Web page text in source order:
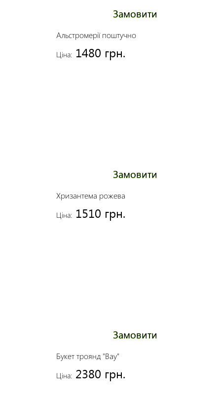
Альстромерії поштучно
Ціна: 1480 грн.
Замовити
Хризантема рожева
Ціна: 1510 грн.
Замовити
Букет троянд "Вау"
Ціна: 2380 грн.
Замовити